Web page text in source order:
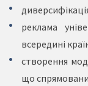
реклама
всередині
створення
що